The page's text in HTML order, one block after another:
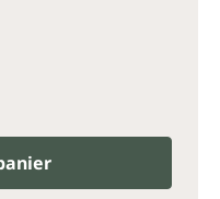
: Entrez la